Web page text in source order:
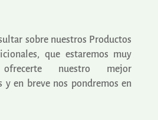
sobre nuestros Productos
que estaremos muy
nuestro mejor
y en breve nos pondremos en